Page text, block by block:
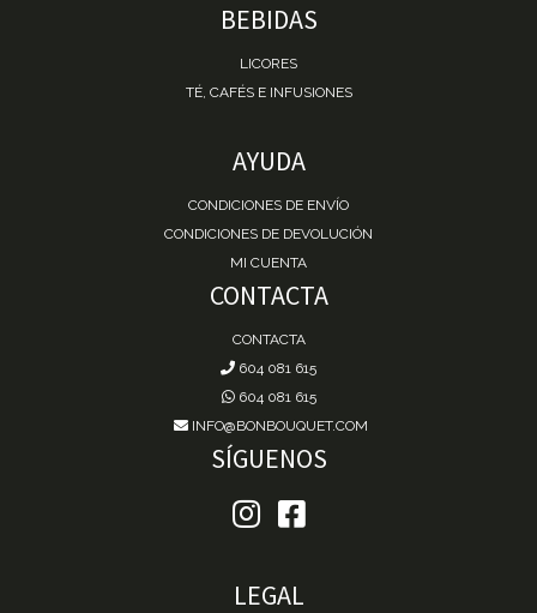
BEBIDAS
LICORES
TÉ, CAFÉS E INFUSIONES
AYUDA
CONDICIONES DE ENVÍO
CONDICIONES DE DEVOLUCIÓN
MI CUENTA
CONTACTA
CONTACTA
604 081 615
604 081 615
INFO@BONBOUQUET.COM
SÍGUENOS
LEGAL